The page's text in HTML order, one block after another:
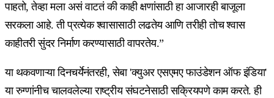
पाहतो, तेव्हा मला असं वाटतं की काही क्षणांसाठी हा आजारही बाजूला
सरकला आहे. ती प्रत्येक श्वासासाठी लढतेय आणि तरीही तोच श्वास
काहीतरी सुंदर निर्माण करण्यासाठी वापरतेय.”
या थकवणाऱ्या दिनचर्येनंतरही, सेबा 'क्युअर एसएमए फाउंडेशन ऑफ इंडिया'
या रुग्णांनीच चालवलेल्या राष्ट्रीय संघटनेसाठी सक्रियपणे काम करते. ही